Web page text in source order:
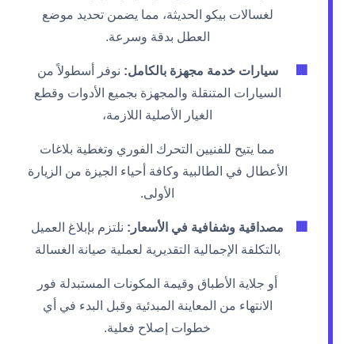
لغسالات بيكو الحديثة، مما يضمن تحديد موضع
العطل بدقة وسرعة.
سيارات خدمة مجهزة بالكامل: نوفر أسطولاً من
السيارات المتنقلة والمجهزة بجميع الأدوات وقطع
الغيار الأصلية اللازمة،
مما يتيح للفنيين التحرك الفوري وتغطية بلاغات
الأعطال في الطالبية وكافة أحياء الجيزة من الزيارة
الأولى.
مصداقية وشفافية في الأسعار: نلتزم بإبلاغ العميل
بالتكلفة الإجمالية التقديرية لعملية صيانة الغسالة
أو جلاية الأطباق وقيمة المكونات المستبدلة فور
الانتهاء من المعاينة المبدئية وقبل البدء في أي
خطوات إصلاح فعلية.